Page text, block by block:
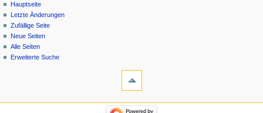
Hauptseite
Letzte Änderungen
Zufällige Seite
Neue Seiten
Alle Seiten
Erweiterte Suche